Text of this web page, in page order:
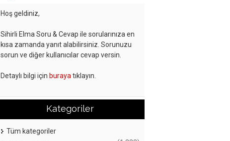
Hoş geldiniz,
Sihirli Elma Soru & Cevap ile sorularınıza en
kısa zamanda yanıt alabilirsiniz. Sorunuzu
sorun ve diğer kullanıcılar cevap versin.
Detaylı bilgi için buraya tıklayın.
Kategoriler
Tüm kategoriler